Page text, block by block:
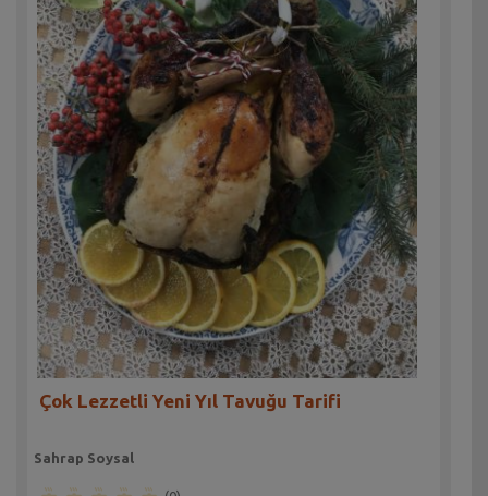
Çok Lezzetli Yeni Yıl Tavuğu Tarifi
Sahrap Soysal